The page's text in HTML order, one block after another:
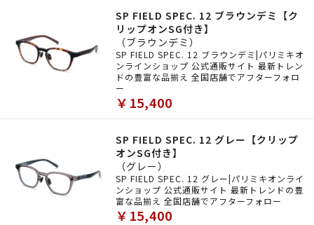
SP FIELD SPEC. 12 ブラウンデミ【ク
リップオンSG付き】
（ブラウンデミ）
SP FIELD SPEC. 12 ブラウンデミ|パリミキオ
ンラインショップ 公式通販サイト 最新トレン
ドの豊富な品揃え 全国店舗でアフターフォロ
ー
￥15,400
SP FIELD SPEC. 12 グレー【クリップ
オンSG付き】
（グレー）
SP FIELD SPEC. 12 グレー|パリミキオンライ
ンショップ 公式通販サイト 最新トレンドの豊
富な品揃え 全国店舗でアフターフォロー
￥15,400